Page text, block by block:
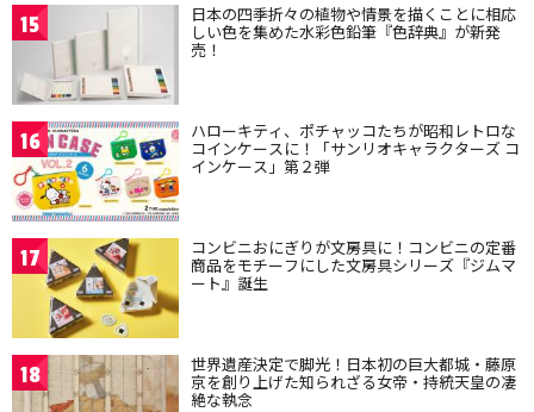
15 日本の四季折々の植物や情景を描くことに相応
しい色を集めた水彩色鉛筆『色辞典』が新発
売！
16 ハローキティ、ポチャッコたちが昭和レトロな
コインケースに！「サンリオキャラクターズ コ
インケース」第２弾
17 コンビニおにぎりが文房具に！コンビニの定番
商品をモチーフにした文房具シリーズ『ジムマ
ート』誕生
18 世界遺産決定で脚光！日本初の巨大都城・藤原
京を創り上げた知られざる女帝・持統天皇の凄
絶な執念